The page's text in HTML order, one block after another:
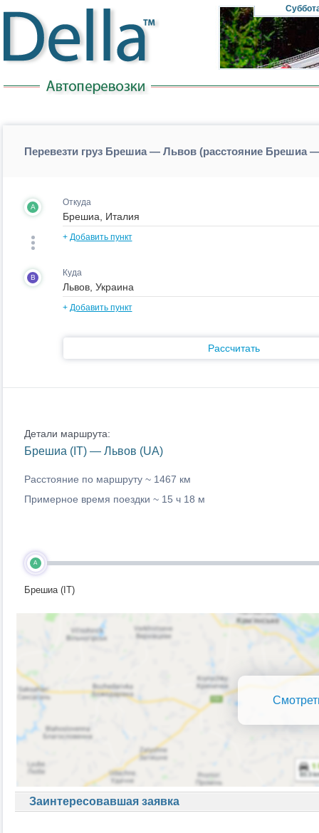
Перевезти груз Брешиа — Львов (расстояние Брешиа
A Откуда
+ Добавить пункт
B Куда
+ Добавить пункт
Рассчитать
Детали маршрута:
Брешиа (IT) — Львов (UA)
Расстояние по маршруту ~ 1467 км
Примерное время поездки ~ 15 ч 18 м
A
Брешиа (IT)
Заинтересовавшая заявка